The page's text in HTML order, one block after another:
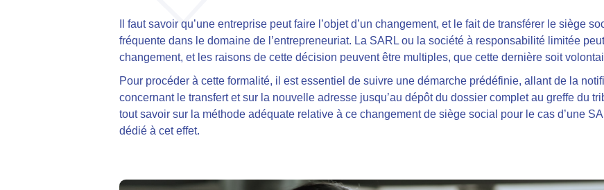
Il faut savoir qu’une entreprise peut faire l’objet d’un changement, et le fait de transférer le siège
fréquente dans le domaine de l’entrepreneuriat. La SARL ou la société à responsabilité limitée
changement, et les raisons de cette décision peuvent être multiples, que cette dernière soit
Pour procéder à cette formalité, il est essentiel de suivre une démarche prédéfinie, allant de la
concernant le transfert et sur la nouvelle adresse jusqu’au dépôt du dossier complet au greffe du
tout savoir sur la méthode adéquate relative à ce changement de siège social pour le cas d’une
dédié à cet effet.